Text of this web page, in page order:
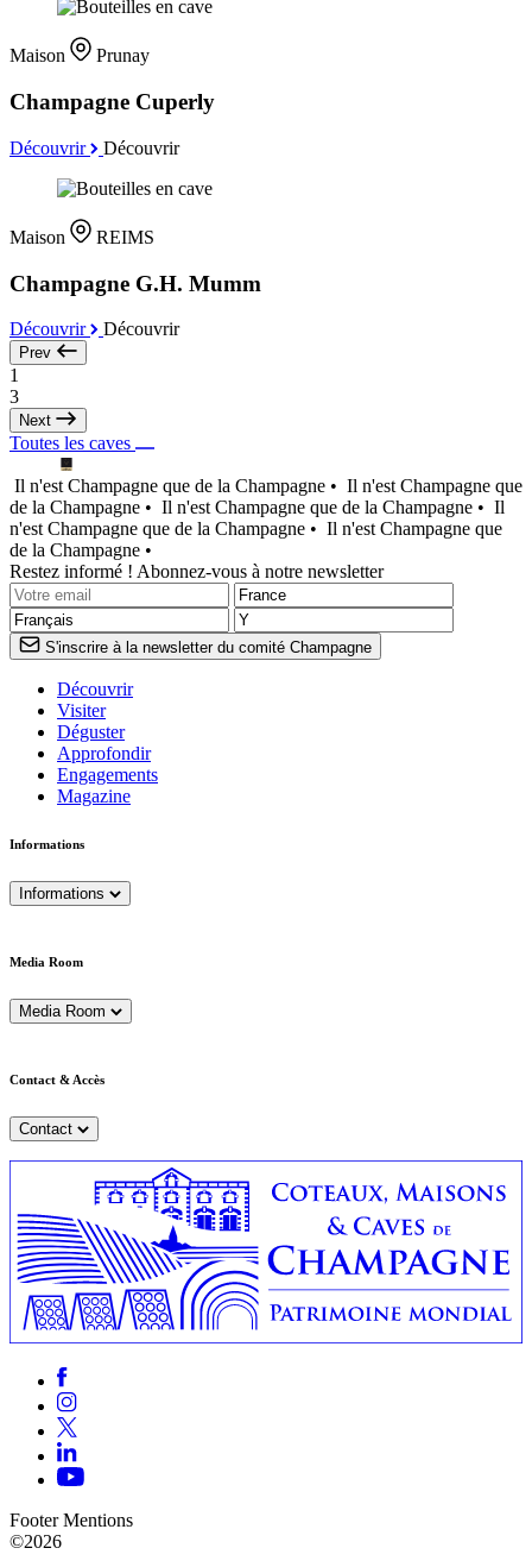
Maison Prunay
Champagne Cuperly
Découvrir Découvrir
Maison REIMS
Champagne G.H. Mumm
Découvrir Découvrir
Prev
1
3
Next
Toutes les caves
Il n'est Champagne que de la Champagne • Il n'est Champagne que
de la Champagne • Il n'est Champagne que de la Champagne • Il
n'est Champagne que de la Champagne • Il n'est Champagne que
de la Champagne •
Restez informé ! Abonnez-vous à notre newsletter
S'inscrire à la newsletter du comité Champagne
Découvrir
Visiter
Déguster
Approfondir
Engagements
Magazine
Informations
Informations
Media Room
Media Room
Contact & Accès
Contact
Footer Mentions
©2026